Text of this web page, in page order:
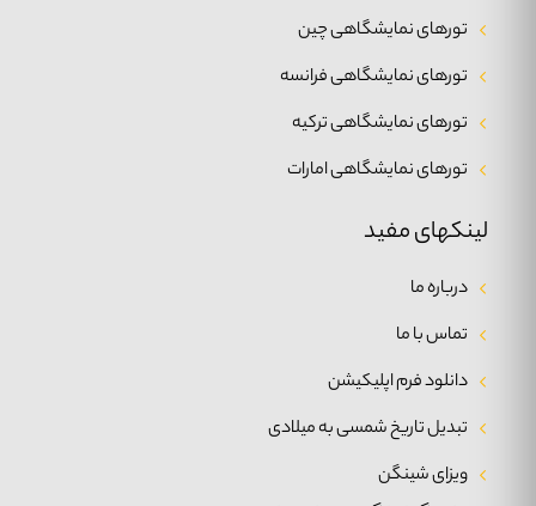
لینکهای مفید
درباره ما
تماس با ما
دانلود فرم اپلیکیشن
تبدیل تاریخ شمسی به میلادی
ویزای شینگن
تورهای نمایشگاهی چین
تورهای نمایشگاهی فرانسه
تورهای نمایشگاهی ترکیه
تورهای نمایشگاهی امارات